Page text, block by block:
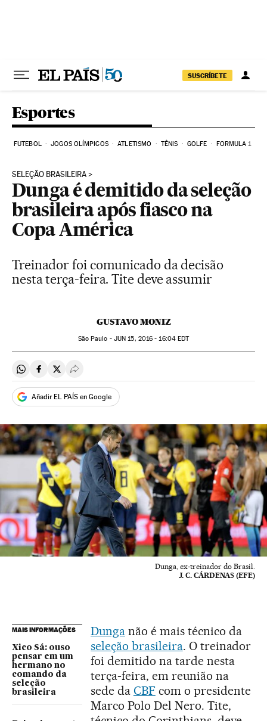
SUSCRÍBETE
Esportes
FUTEBOL JOGOS OLÍMPICOS ATLETISMO TÊNIS GOLFE FORMULA 1
SELEÇÃO BRASILEIRA
Dunga é demitido da seleção
brasileira após fiasco na
Copa América
Treinador foi comunicado da decisão
nesta terça-feira. Tite deve assumir
GUSTAVO MONIZ
São Paulo - JUN 15, 2016 - 16:04EDT
Compartir en Whatsapp
Compartir en Facebook
Compartir en Twitter
Desplegar Redes Sociales
Añadir EL PAÍS en Google
Dunga, ex-treinador do Brasil.
J. C. CÁRDENAS (EFE)
MAIS INFORMAÇÕES
Xico Sá: ouso
pensar em um
hermano no
comando da
seleção
brasileira
Dunganão é mais técnico da
seleção brasileira. O treinador
foi demitido na tarde nesta
terça-feira, em reunião na
sede da CBF com o presidente
Marco Polo Del Nero. Tite,